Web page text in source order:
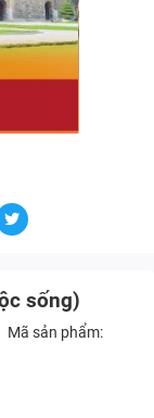
sống)
Mã sản phẩm: